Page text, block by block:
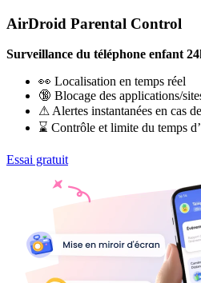
AirDroid Parental Control
Surveillance du téléphone enfant
👀 Localisation en temps réel
🔞 Blocage des applications/
⚠ Alertes instantanées en cas
⌛ Contrôle et limite du temps
Essai gratuit